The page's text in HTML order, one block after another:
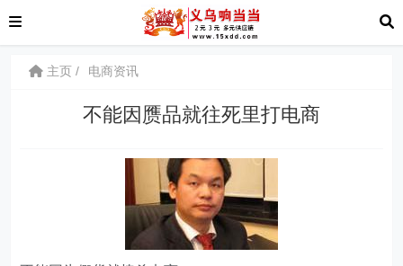
主页 电商资讯
不能因赝品就往死里打电商